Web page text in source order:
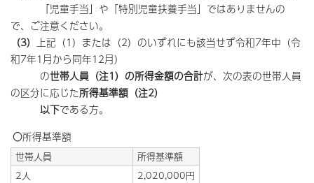
「児童手当」や「特別児童扶養手当」ではありませんの
で、ご注意ください。
（3）
上記（1）または（2）のいずれにも該当せず令和7年中（令
和7年1月から同年12月）
の世帯人員（注1）の所得金額の合計が、次の表の世帯人員
の区分に応じた所得基準額（注2）
以下である方。
○所得基準額
世帯人員
所得基準額
2人
2,020,000円